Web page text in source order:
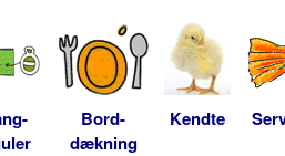
Bord-
dækning
Kendte